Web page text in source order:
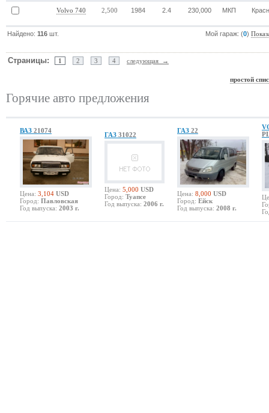
Volvo 740 2,500 1984 2.4 230,000 МКП
Найдено:116 шт. Мой гараж: (0)
Страницы: 1 2 3 4 следующая →
простой
Горячие авто предложения
ВАЗ 21074
Цена: 3,104 USD
Город: Павловская
Год выпуска: 2003 г.
ГАЗ 31022
Цена: 5,000 USD
Город: Туапсе
Год выпуска: 2006 г.
ГАЗ 22
Цена: 8,000 USD
Город: Ейск
Год выпуска: 2008 г.